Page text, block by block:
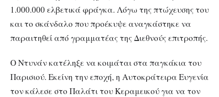
1.000.000 ελβετικά φράγκα. Λόγω της πτώχευσης του
και το σκάνδαλο που προέκυψε αναγκάστηκε να
παραιτηθεί από γραμματέας της Διεθνούς επιτροπής.
Ο Ντυνάν κατέληξε να κοιμάται στα παγκάκια του
Παρισιού. Εκείνη την εποχή, η Αυτοκράτειρα Ευγενία
τον κάλεσε στο Παλάτι του Κεραμεικού για να τον